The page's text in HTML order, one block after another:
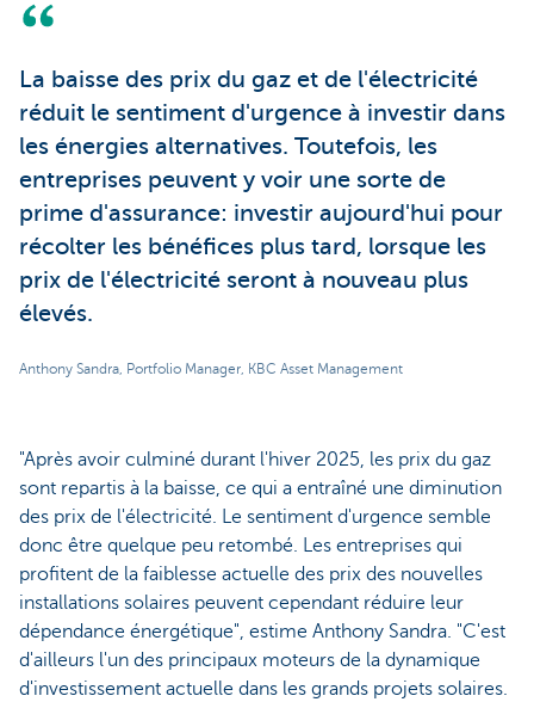
La baisse des prix du gaz et de l'électricité
réduit le sentiment d'urgence à investir dans
les énergies alternatives. Toutefois, les
entreprises peuvent y voir une sorte de
prime d'assurance: investir aujourd'hui pour
récolter les bénéfices plus tard, lorsque les
prix de l'électricité seront à nouveau plus
élevés.
Anthony Sandra, Portfolio Manager, KBC Asset Management
"Après avoir culminé durant l'hiver 2025, les prix du gaz
sont repartis à la baisse, ce qui a entraîné une diminution
des prix de l'électricité. Le sentiment d'urgence semble
donc être quelque peu retombé. Les entreprises qui
profitent de la faiblesse actuelle des prix des nouvelles
installations solaires peuvent cependant réduire leur
dépendance énergétique", estime Anthony Sandra. "C'est
d'ailleurs l'un des principaux moteurs de la dynamique
d'investissement actuelle dans les grands projets solaires.